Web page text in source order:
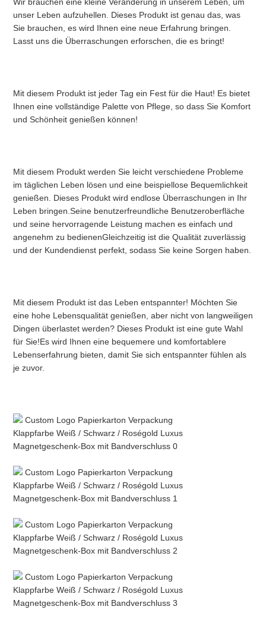
SITEMAP
Wir brauchen eine kleine Veränderung in unserem Leben, um
unser Leben aufzuhellen. Dieses Produkt ist genau das, was
Sie brauchen, es wird Ihnen eine neue Erfahrung bringen.
Lasst uns die Überraschungen erforschen, die es bringt!
Mit diesem Produkt ist jeder Tag ein Fest für die Haut! Es bietet
Ihnen eine vollständige Palette von Pflege, so dass Sie Komfort
und Schönheit genießen können!
Mit diesem Produkt werden Sie leicht verschiedene Probleme
im täglichen Leben lösen und eine beispiellose Bequemlichkeit
genießen. Dieses Produkt wird endlose Überraschungen in Ihr
Leben bringen.Seine benutzerfreundliche Benutzeroberfläche
und seine hervorragende Leistung machen es einfach und
angenehm zu bedienenGleichzeitig ist die Qualität zuverlässig
und der Kundendienst perfekt, sodass Sie keine Sorgen haben.
Mit diesem Produkt ist das Leben entspannter! Möchten Sie
eine hohe Lebensqualität genießen, aber nicht von langweiligen
Dingen überlastet werden? Dieses Produkt ist eine gute Wahl
für Sie!Es wird Ihnen eine bequemere und komfortablere
Lebenserfahrung bieten, damit Sie sich entspannter fühlen als
je zuvor.